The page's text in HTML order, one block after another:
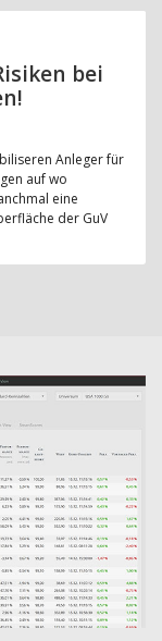
bei
Anleger für
auf wo
eine
der GuV